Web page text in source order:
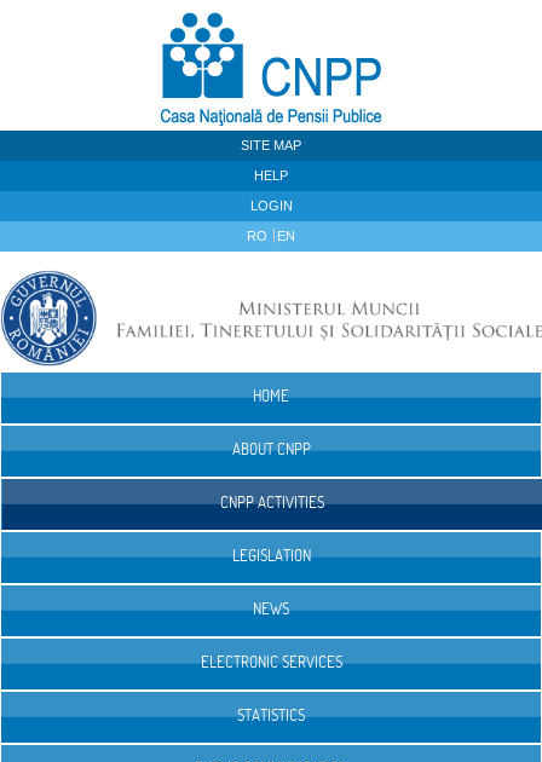
SITE MAP
HELP
LOGIN
RO EN
HOME
ABOUT CNPP
CNPP ACTIVITIES
LEGISLATION
NEWS
ELECTRONIC SERVICES
STATISTICS